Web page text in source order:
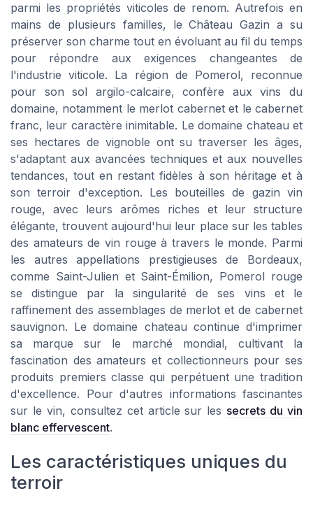
parmi les propriétés viticoles de renom. Autrefois en
mains de plusieurs familles, le Château Gazin a su
préserver son charme tout en évoluant au fil du temps
pour répondre aux exigences changeantes de
l'industrie viticole. La région de Pomerol, reconnue
pour son sol argilo-calcaire, confère aux vins du
domaine, notamment le merlot cabernet et le cabernet
franc, leur caractère inimitable. Le domaine chateau et
ses hectares de vignoble ont su traverser les âges,
s'adaptant aux avancées techniques et aux nouvelles
tendances, tout en restant fidèles à son héritage et à
son terroir d'exception. Les bouteilles de gazin vin
rouge, avec leurs arômes riches et leur structure
élégante, trouvent aujourd'hui leur place sur les tables
des amateurs de vin rouge à travers le monde. Parmi
les autres appellations prestigieuses de Bordeaux,
comme Saint-Julien et Saint-Émilion, Pomerol rouge
se distingue par la singularité de ses vins et le
raffinement des assemblages de merlot et de cabernet
sauvignon. Le domaine chateau continue d'imprimer
sa marque sur le marché mondial, cultivant la
fascination des amateurs et collectionneurs pour ses
produits premiers classe qui perpétuent une tradition
d'excellence. Pour d'autres informations fascinantes
sur le vin, consultez cet article sur les secrets du vin
blanc effervescent.
Les caractéristiques uniques du
terroir